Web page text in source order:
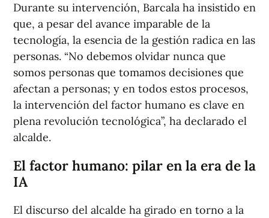
Durante su intervención, Barcala ha insistido en
que, a pesar del avance imparable de la
tecnología, la esencia de la gestión radica en las
personas. “No debemos olvidar nunca que
somos personas que tomamos decisiones que
afectan a personas; y en todos estos procesos,
la intervención del factor humano es clave en
plena revolución tecnológica”, ha declarado el
alcalde.
El factor humano: pilar en la era de la
IA
El discurso del alcalde ha girado en torno a la